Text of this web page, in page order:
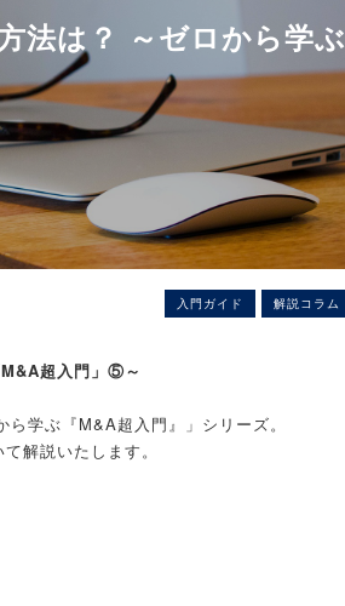
法は？ ～ゼロから学ぶ
入門ガイド 解説コラム
超入門」⑤～
学ぶ『M&A超入門』」シリーズ。
解説いたします。